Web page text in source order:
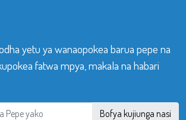
yetu ya wanaopokea barua pepe na
fatwa mpya, makala na habari
Bofya kujiunga nasi